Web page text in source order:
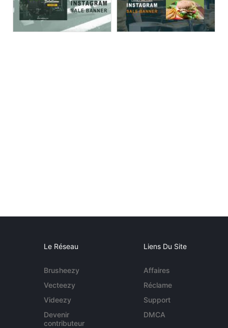
Le Réseau
Brusheezy
Vecteezy
Videezy
Devenir
contributeur
Liens Du Site
Affaires
Réclame
Support
DMCA